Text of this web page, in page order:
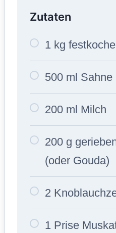
Zutaten
1 kg
500 ml Sahne
200 ml Milch
200 g
(oder Gouda)
2
1 Prise